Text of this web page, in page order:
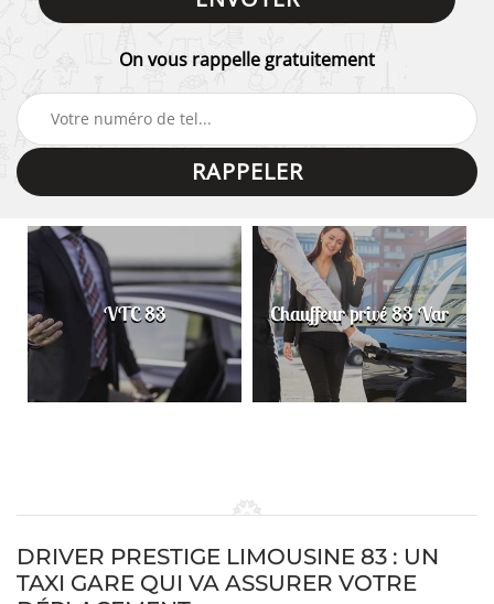
On vous rappelle gratuitement
VTC 83 Chauffeur privé 83 Var
DRIVER PRESTIGE LIMOUSINE 83 : UN
TAXI GARE QUI VA ASSURER VOTRE